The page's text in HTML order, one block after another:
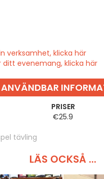
verksamhet, klicka här
ditt evenemang, klicka här
ANVÄNDBAR
PRISER
€25.9
tävling
LÄS OCKSÅ ...